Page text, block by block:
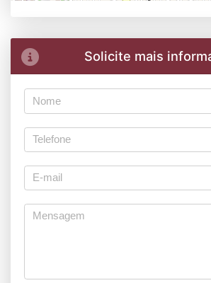
Solicite mais